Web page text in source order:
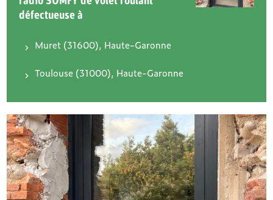
défectueuse à
Muret (31600), Haute-Garonne
Toulouse (31000), Haute-Garonne